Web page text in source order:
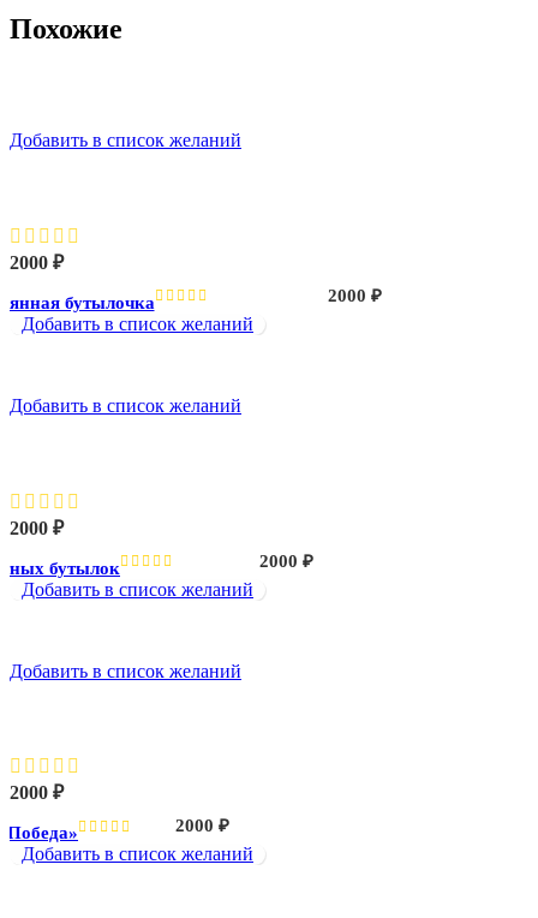
Похожие
Добавить в список желаний
2000 ₽
бутылочка 2000 ₽
Добавить в список желаний
Добавить в список желаний
2000 ₽
бутылок 2000 ₽
Добавить в список желаний
Добавить в список желаний
2000 ₽
2000 ₽
Добавить в список желаний